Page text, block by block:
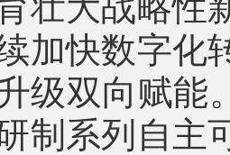
加快数字化
级双向赋能
制系列自主